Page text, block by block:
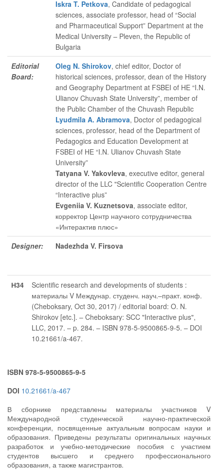
Iskra T. Petkova, Candidate of pedagogical
sciences, associate professor, head of “Social
and Pharmaceutical Support” Department at the
Medical University – Pleven, the Republic of
Bulgaria
Editorial
Board:
Oleg N. Shirokov, chief editor, Doctor of
historical sciences, professor, dean of the History
and Geography Department at FSBEI of HE “I.N.
Ulianov Chuvash State University”, member of
the Public Chamber of the Chuvash Republic
Lyudmila A. Abramova, Doctor of pedagogical
sciences, professor, head of the Department of
Pedagogics and Education Development at
FSBEI of HE “I.N. Ulianov Chuvash State
University”
Tatyana V. Yakovleva, executive editor, general
director of the LLC "Scientific Cooperation Centre
“Interactive plus”
Evgeniia V. Kuznetsova, associate editor,
корректор Центр научного сотрудничества
«Интерактив плюс»
Designer:
Nadezhda V. Firsova
Н34
Scientific research and developments of students :
материалы V Междунар. студенч. науч.–практ. конф.
(Cheboksary, Oct 30, 2017) / editorial board: O. N.
Shirokov [etc.]. – Cheboksary: SCC "Interactive plus",
LLC, 2017. – p. 284. – ISBN 978-5-9500865-9-5. – DOI
10.21661/a-467.
ISBN 978-5-9500865-9-5
DOI 10.21661/a-467
В сборнике представлены материалы участников V
Международной студенческой научно-практической
конференции, посвященные актуальным вопросам науки и
образования. Приведены результаты оригинальных научных
разработок и учебно-методические пособия с участием
студентов высшего и среднего профессионального
образования, а также магистрантов.